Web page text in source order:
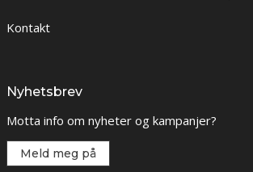
Kontakt
Nyhetsbrev
Motta info om nyheter og kampanjer?
Meld meg på